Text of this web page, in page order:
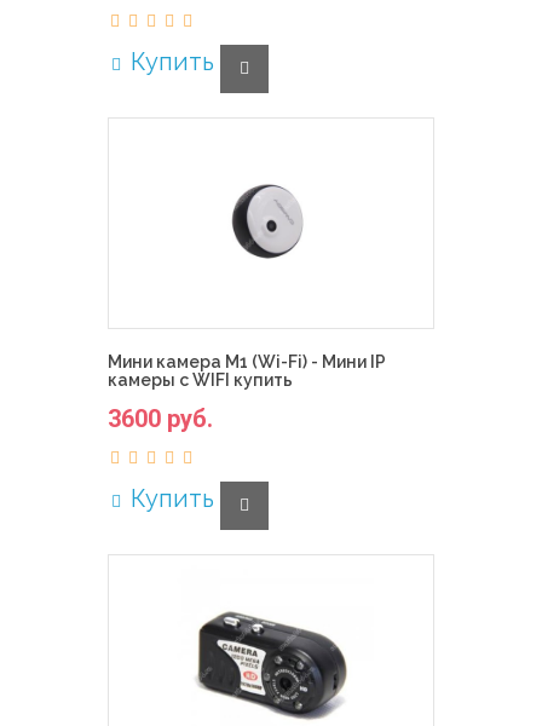
Купить
Мини камера M1 (Wi-Fi) - Мини IP
камеры с WIFI купить
3600 руб.
Купить